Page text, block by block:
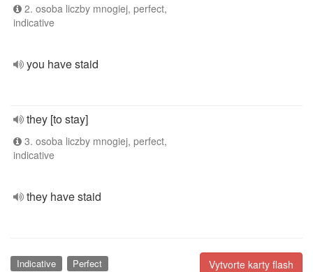
2. osoba liczby mnogiej, perfect,
indicative
you have staid
they [to stay]
3. osoba liczby mnogiej, perfect,
indicative
they have staid
Vytvorte karty flash
Indicative Perfect